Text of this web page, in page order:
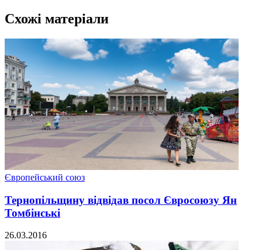
Схожі матеріали
Європейський союз
Тернопільщину відвідав посол Євросоюзу Ян
Томбінські
26.03.2016